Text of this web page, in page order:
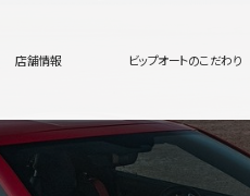
店舗情報 ビップオートのこだわり